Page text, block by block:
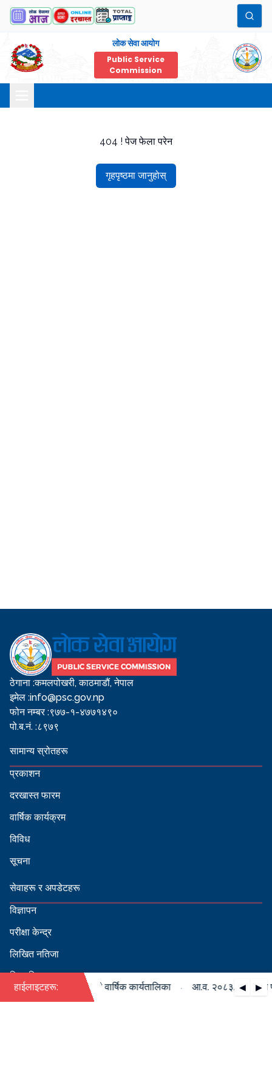
लोक सेवा आयोग
Public Service
Commission
404 ! पेज फेला परेन
गृहपृष्ठमा जानुहोस्
ठेगाना :कमलपोखरी, काठमाडौं, नेपाल
इमेल :info@psc.gov.np
फोन नम्बर :९७७-१-४७७१४९०
पो.ब.नं. :८९७९
सामान्य स्रोतहरू
प्रकाशन
दरखास्त फारम
वार्षिक कार्यक्रम
विविध
सूचना
सेवाहरू र अपडेटहरू
विज्ञापन
परीक्षा केन्द्र
लिखित नतिजा
सिफारिस
हाईलाइटहरू: ◀ ▶
०८४ को पदपूर्ति सम्बन्धी वार्षिक कार्यतालिका आ.व. २०८३/०८४ को